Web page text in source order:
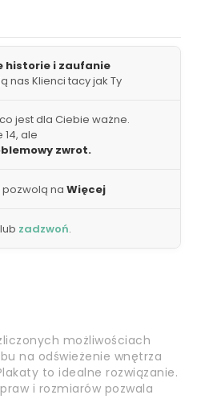
historie i zaufanie
nas Klienci tacy jak Ty
jest dla Ciebie ważne.
ale
zwrot.
pozwolą na Więcej
lub zadzwoń.
możliwościach
na odświeżenie wnętrza
to idealne rozwiązanie.
i rozmiarów pozwala